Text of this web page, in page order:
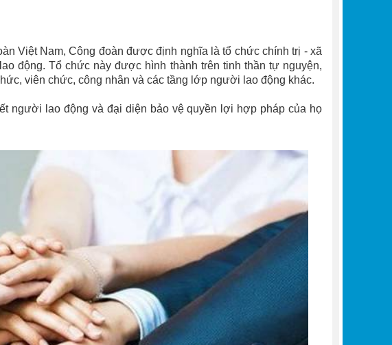
Việt Nam, Công đoàn được định nghĩa là tổ chức chính trị - xã
động. Tổ chức này được hình thành trên tinh thần tự nguyện,
viên chức, công nhân và các tầng lớp người lao động khác.
người lao động và đại diện bảo vệ quyền lợi hợp pháp của họ